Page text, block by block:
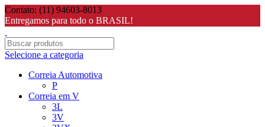
Contato: (11) 94603-8013
Entregamos para todo o BRASIL!
Selecione a categoria
Correia Automotiva
P
Correia em V
3L
3V